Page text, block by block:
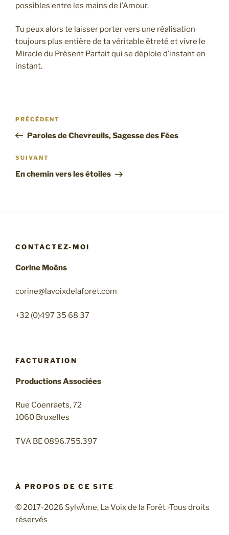
possibles entre les mains de l’Amour.
Tu peux alors te laisser porter vers une réalisation
toujours plus entière de ta véritable êtreté et vivre le
Miracle du Présent Parfait qui se déploie d’instant en
instant.
Navigation
l’article
Article
précédent
PRÉCÉDENT
Paroles de Chevreuils, Sagesse des Fées
Article
suivant
SUIVANT
En chemin vers les étoiles
CONTACTEZ-MOI
Corine Moëns
corine@lavoixdelaforet.com
+32 (0)497 35 68 37
FACTURATION
Productions Associées
Rue Coenraets, 72
1060 Bruxelles
TVA BE 0896.755.397
À PROPOS DE CE SITE
© 2017-2026 SylvÂme, La Voix de la Forêt -Tous droits
réservés